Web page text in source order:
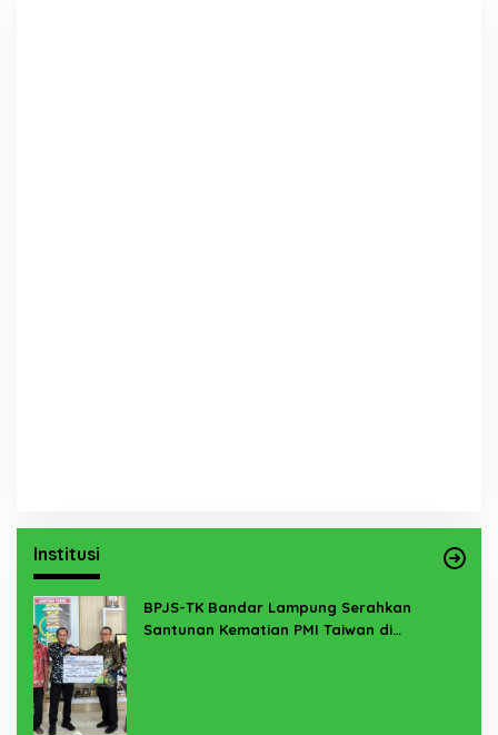
Institusi
BPJS-TK Bandar Lampung Serahkan
Santunan Kematian PMI Taiwan di